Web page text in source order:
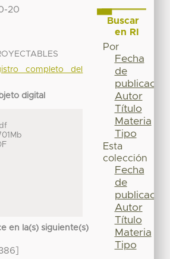
20
completo del
digital
en la(s) siguiente(s)
Buscar
en RI
Por
Fecha
de
publicación
Autor
Título
Materia
Tipo
Esta
colección
Fecha
de
publicación
Autor
Título
Materia
Tipo